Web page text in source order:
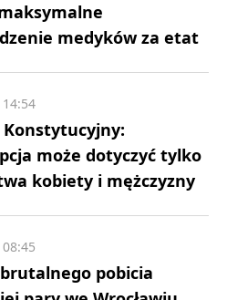
medyków za etat
Konstytucyjny:
może dotyczyć tylko
kobiety i mężczyzny
pobicia